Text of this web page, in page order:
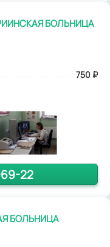
БОЛЬНИЦА
750 ₽
22
БОЛЬНИЦА